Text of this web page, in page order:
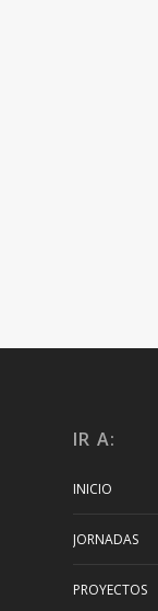
IR A:
INICIO
JORNADAS
PROYECTOS